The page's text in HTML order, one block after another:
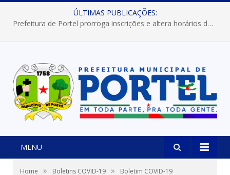
ÚLTIMAS PUBLICAÇÕES:
Prefeitura de Portel prorroga inscrições e altera horários dos concursos “Musa” e “Miss Mix Verão 2026”
MENU
Home » Boletins COVID-19 »
Boletim COVID-19